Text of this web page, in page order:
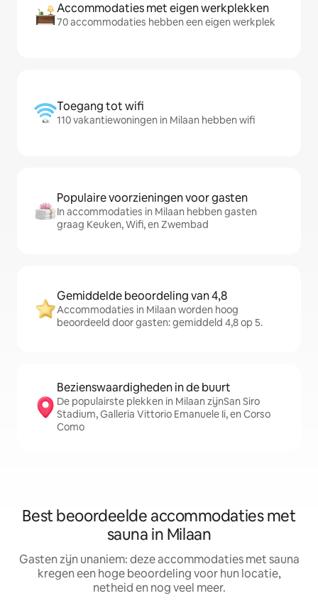
Accommodaties met eigen werkplekken
70 accommodaties hebben een eigen werkplek
Toegang tot wifi
110 vakantiewoningen in Milaan hebben wifi
Populaire voorzieningen voor gasten
In accommodaties in Milaan hebben gasten
graag Keuken, Wifi, en Zwembad
Gemiddelde beoordeling van 4,8
Accommodaties in Milaan worden hoog
beoordeeld door gasten: gemiddeld 4,8 op 5.
Bezienswaardigheden in de buurt
De populairste plekken in Milaan zijnSan Siro
Stadium, Galleria Vittorio Emanuele Ii, en Corso
Como
Best beoordeelde accommodaties met
sauna in Milaan
Gasten zijn unaniem: deze accommodaties met sauna
kregen een hoge beoordeling voor hun locatie,
netheid en nog veel meer.